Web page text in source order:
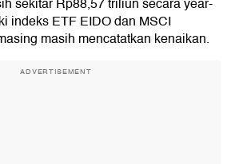
indeks ETF EIDO dan MSCI
masih mencatatkan kenaikan.
ADVERTISEMENT